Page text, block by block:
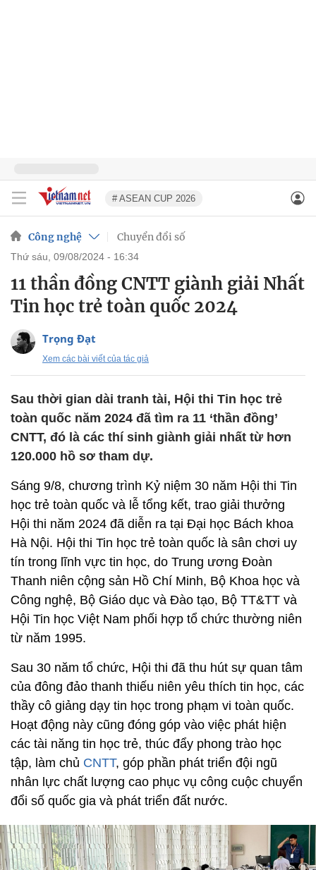
# ASEAN CUP 2026
Công nghệ Chuyển đổi số
thứ sáu, 09/08/2024 - 16:34
11 thần đồng CNTT giành giải Nhất
Tin học trẻ toàn quốc 2024
Trọng Đạt
Xem các bài viết của tác giả
Sau thời gian dài tranh tài, Hội thi Tin học trẻ
toàn quốc năm 2024 đã tìm ra 11 ‘thần đồng’
CNTT, đó là các thí sinh giành giải nhất từ hơn
120.000 hồ sơ tham dự.
Sáng 9/8, chương trình Kỷ niệm 30 năm Hội thi Tin
học trẻ toàn quốc và lễ tổng kết, trao giải thưởng
Hội thi năm 2024 đã diễn ra tại Đại học Bách khoa
Hà Nội. Hội thi Tin học trẻ toàn quốc là sân chơi uy
tín trong lĩnh vực tin học, do Trung ương Đoàn
Thanh niên cộng sản Hồ Chí Minh, Bộ Khoa học và
Công nghệ, Bộ Giáo dục và Đào tạo, Bộ TT&TT và
Hội Tin học Việt Nam phối hợp tổ chức thường niên
từ năm 1995.
Sau 30 năm tổ chức, Hội thi đã thu hút sự quan tâm
của đông đảo thanh thiếu niên yêu thích tin học, các
thầy cô giảng dạy tin học trong phạm vi toàn quốc.
Hoạt động này cũng đóng góp vào việc phát hiện
các tài năng tin học trẻ, thúc đẩy phong trào học
tập, làm chủ CNTT, góp phần phát triển đội ngũ
nhân lực chất lượng cao phục vụ công cuộc chuyển
đổi số quốc gia và phát triển đất nước.